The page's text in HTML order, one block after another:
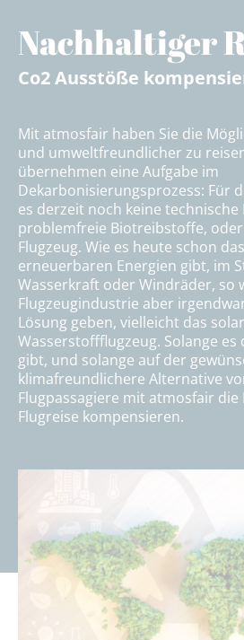
Nachhaltiger
Co2 Ausstöße
Mit atmosfair haben Sie die
und umweltfreundlicher zu
übernehmen eine Aufgabe im
Dekarbonisierungsprozess: Für
es derzeit noch keine technische
problemfreie Biotreibstoffe,
Flugzeug. Wie es heute schon
erneuerbaren Energien gibt, im
Wasserkraft oder Windräder, so
Flugzeugindustrie aber
Lösung geben, vielleicht das
Wasserstoffflugzeug. Solange es
gibt, und solange auf der
klimafreundlichere Alternative
Flugpassagiere mit atmosfair die
Flugreise kompensieren.